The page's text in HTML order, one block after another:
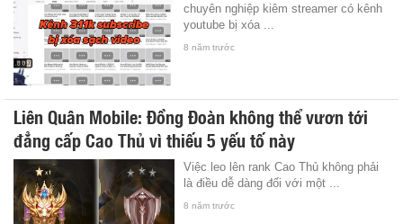
chuyên nghiệp kiêm streamer có kênh
youtube bị xóa ...
8 năm trước
Liên Quân Mobile: Đồng Đoàn không thể vươn tới
đẳng cấp Cao Thủ vì thiếu 5 yếu tố này
Việc leo lên rank Cao Thủ không phải
là điều dễ dàng đối với một ...
8 năm trước